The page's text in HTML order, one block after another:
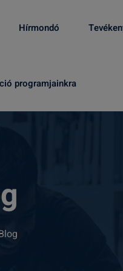
Hírmondó
programjainkra